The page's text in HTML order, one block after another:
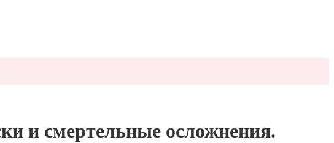
и смертельные осложнения.